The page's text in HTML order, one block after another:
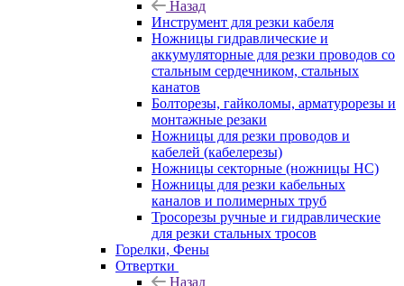
Назад
Инструмент для резки кабеля
Ножницы гидравлические и
аккумуляторные для резки проводов со
стальным сердечником, стальных
канатов
Болторезы, гайколомы, арматурорезы и
монтажные резаки
Ножницы для резки проводов и
кабелей (кабелерезы)
Ножницы секторные (ножницы НС)
Ножницы для резки кабельных
каналов и полимерных труб
Тросорезы ручные и гидравлические
для резки стальных тросов
Горелки, Фены
Отвертки
Назад